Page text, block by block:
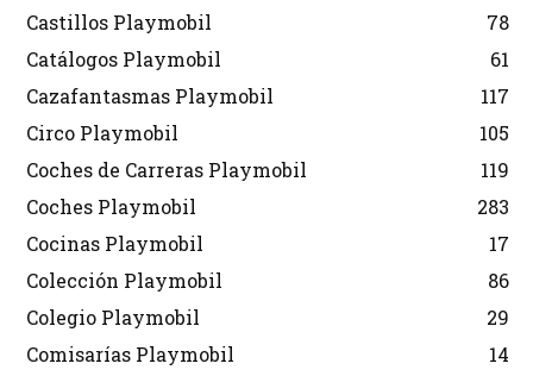
Castillos Playmobil
78
Catálogos Playmobil
61
Cazafantasmas Playmobil
117
Circo Playmobil
105
Coches de Carreras Playmobil
119
Coches Playmobil
283
Cocinas Playmobil
17
Colección Playmobil
86
Colegio Playmobil
29
Comisarías Playmobil
14